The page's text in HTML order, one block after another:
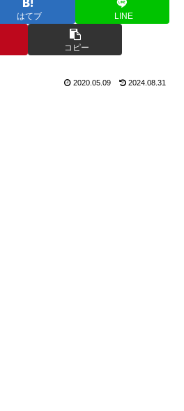
はてブ LINE
コピー
2020.05.09 2024.08.31